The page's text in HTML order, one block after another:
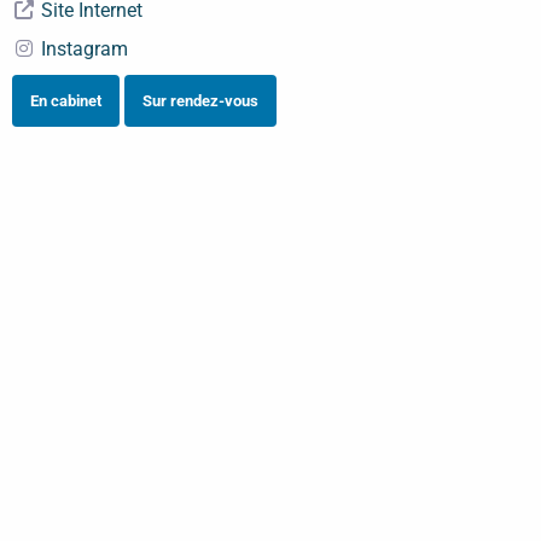
Site Internet
Instagram
En cabinet Sur rendez-vous